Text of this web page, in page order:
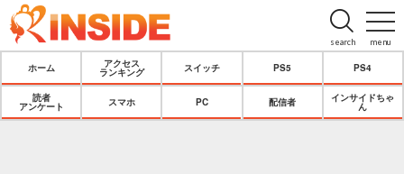
menu
search
ホーム
アクセス
ランキング
スイッチ PS5 PS4
読者
アンケート
スマホ PC 配信者
インサイドちゃ
ん